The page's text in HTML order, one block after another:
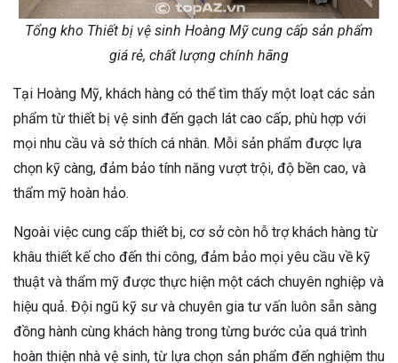
Tổng kho Thiết bị vệ sinh Hoàng Mỹ cung cấp sản phẩm
giá rẻ, chất lượng chính hãng
Tại Hoàng Mỹ, khách hàng có thể tìm thấy một loạt các sản
phẩm từ thiết bị vệ sinh đến gạch lát cao cấp, phù hợp với
mọi nhu cầu và sở thích cá nhân. Mỗi sản phẩm được lựa
chọn kỹ càng, đảm bảo tính năng vượt trội, độ bền cao, và
thẩm mỹ hoàn hảo.
Ngoài việc cung cấp thiết bị, cơ sở còn hỗ trợ khách hàng từ
khâu thiết kế cho đến thi công, đảm bảo mọi yêu cầu về kỹ
thuật và thẩm mỹ được thực hiện một cách chuyên nghiệp và
hiệu quả. Đội ngũ kỹ sư và chuyên gia tư vấn luôn sẵn sàng
đồng hành cùng khách hàng trong từng bước của quá trình
hoàn thiện nhà vệ sinh, từ lựa chọn sản phẩm đến nghiệm thu